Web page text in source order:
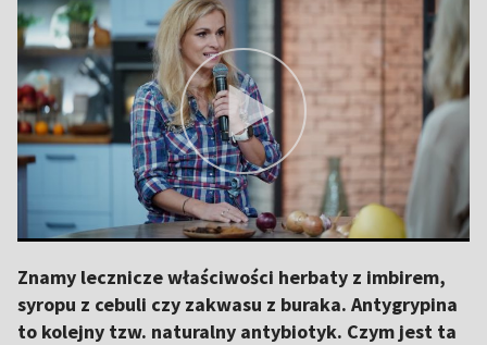
Znamy lecznicze właściwości herbaty z imbirem,
syropu z cebuli czy zakwasu z buraka. Antygrypina
to kolejny tzw. naturalny antybiotyk. Czym jest ta